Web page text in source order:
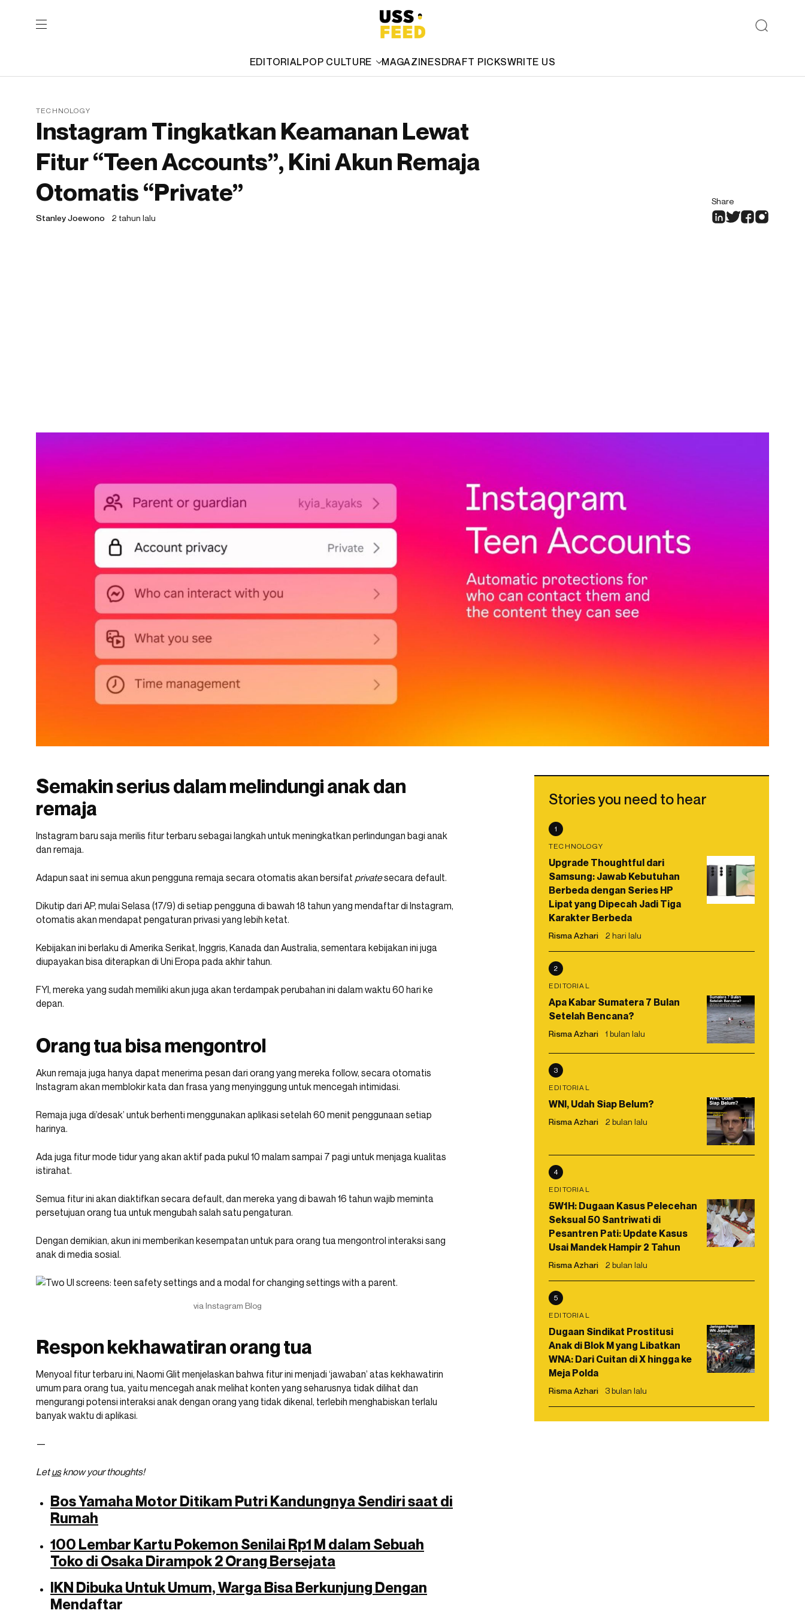
EDITORIALPOP CULTURE MAGAZINESDRAFT PICKSWRITE US
TECHNOLOGY
Instagram Tingkatkan Keamanan Lewat
Fitur “Teen Accounts”, Kini Akun Remaja
Otomatis “Private”
Stanley Joewono 2 tahun lalu
Share
Semakin serius dalam melindungi anak dan
remaja
Instagram baru saja merilis fitur terbaru sebagai langkah untuk meningkatkan perlindungan bagi anak
dan remaja.
Adapun saat ini semua akun pengguna remaja secara otomatis akan bersifat privatesecara default.
Dikutip dari AP, mulai Selasa (17/9) di setiap pengguna di bawah 18 tahun yang mendaftar di Instagram,
otomatis akan mendapat pengaturan privasi yang lebih ketat.
Kebijakan ini berlaku di Amerika Serikat, Inggris, Kanada dan Australia, sementara kebijakan ini juga
diupayakan bisa diterapkan di Uni Eropa pada akhir tahun.
FYI, mereka yang sudah memiliki akun juga akan terdampak perubahan ini dalam waktu 60 hari ke
depan.
Orang tua bisa mengontrol
Akun remaja juga hanya dapat menerima pesan dari orang yang mereka follow, secara otomatis
Instagram akan memblokir kata dan frasa yang menyinggung untuk mencegah intimidasi.
Remaja juga di’desak’ untuk berhenti menggunakan aplikasi setelah 60 menit penggunaan setiap
harinya.
Ada juga fitur mode tidur yang akan aktif pada pukul 10 malam sampai 7 pagi untuk menjaga kualitas
istirahat.
Semua fitur ini akan diaktifkan secara default, dan mereka yang di bawah 16 tahun wajib meminta
persetujuan orang tua untuk mengubah salah satu pengaturan.
Dengan demikian, akun ini memberikan kesempatan untuk para orang tua mengontrol interaksi sang
anak di media sosial.
via Instagram Blog
Respon kekhawatiran orang tua
Menyoal fitur terbaru ini, Naomi Glit menjelaskan bahwa fitur ini menjadi ‘jawaban’ atas kekhawatirin
umum para orang tua, yaitu mencegah anak melihat konten yang seharusnya tidak dilihat dan
mengurangi potensi interaksi anak dengan orang yang tidak dikenal, terlebih menghabiskan terlalu
banyak waktu di aplikasi.
—
Letusknow your thoughts!
Bos Yamaha Motor Ditikam Putri Kandungnya Sendiri saat di
Rumah
100 Lembar Kartu Pokemon Senilai Rp1 M dalam Sebuah
Toko di Osaka Dirampok 2 Orang Bersejata
IKN Dibuka Untuk Umum, Warga Bisa Berkunjung Dengan
Mendaftar
Stories you need to hear
1
TECHNOLOGY
Upgrade Thoughtful dari
Samsung: Jawab Kebutuhan
Berbeda dengan Series HP
Lipat yang Dipecah Jadi Tiga
Karakter Berbeda
Risma Azhari 2 hari lalu
2
EDITORIAL
Apa Kabar Sumatera 7 Bulan
Setelah Bencana?
Risma Azhari 1 bulan lalu
3
EDITORIAL
WNI, Udah Siap Belum?
Risma Azhari 2 bulan lalu
4
EDITORIAL
5W1H: Dugaan Kasus Pelecehan
Seksual 50 Santriwati di
Pesantren Pati: Update Kasus
Usai Mandek Hampir 2 Tahun
Risma Azhari 2 bulan lalu
5
EDITORIAL
Dugaan Sindikat Prostitusi
Anak di Blok M yang Libatkan
WNA: Dari Cuitan di X hingga ke
Meja Polda
Risma Azhari 3 bulan lalu